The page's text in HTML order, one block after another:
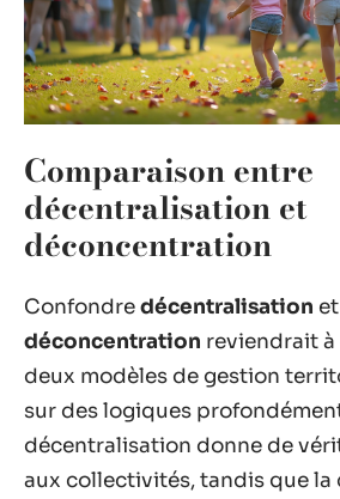
Comparaison entre
décentralisation et
déconcentration
Confondredécentralisation et
déconcentration reviendrait
deux modèles de gestion
sur des logiques
décentralisation donne de
aux collectivités, tandis que